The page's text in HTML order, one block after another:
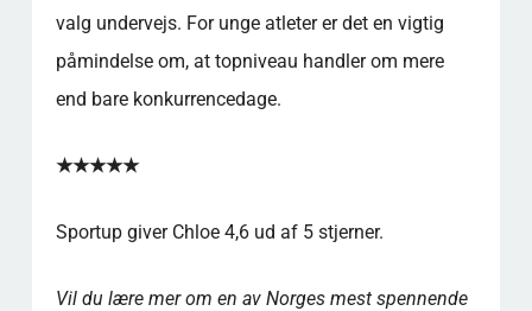
valg undervejs. For unge atleter er det en vigtig
påmindelse om, at topniveau handler om mere
end bare konkurrencedage.
★★★★★
Sportup giver Chloe 4,6 ud af 5 stjerner.
Vil du lære mer om en av Norges mest spennende